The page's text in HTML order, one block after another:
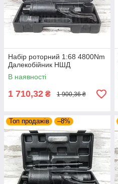
Набір роторний 1:68 4800Nm
Далекобійник НШД
В наявності
1 710,32 ₴ 1 900,36 ₴
Топ продажів –8%